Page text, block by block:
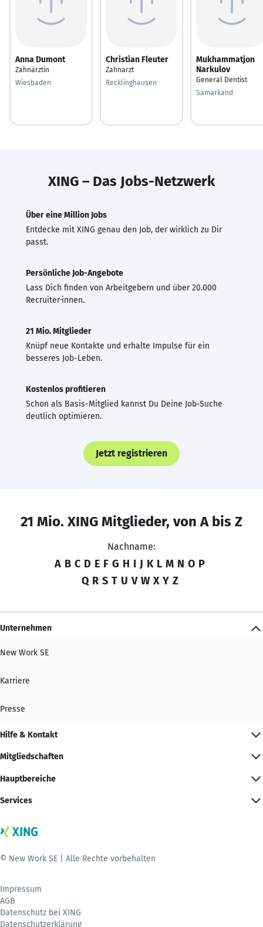
Anna Dumont
Zahnärztin
Wiesbaden
Christian Fleuter
Zahnarzt
Recklinghausen
Mukhammatjon
Narkulov
General Dentist
Samarkand
XING – Das Jobs-Netzwerk
Über eine Million Jobs
Entdecke mit XING genau den Job, der wirklich zu Dir
passt.
Persönliche Job-Angebote
Lass Dich finden von Arbeitgebern und über 20.000
Recruiter·innen.
21 Mio. Mitglieder
Knüpf neue Kontakte und erhalte Impulse für ein
besseres Job-Leben.
Kostenlos profitieren
Schon als Basis-Mitglied kannst Du Deine Job-Suche
deutlich optimieren.
Jetzt registrieren
21 Mio. XING Mitglieder, von A bis Z
Nachname:
A B C D E F G H I J K L M N O P
Q R S T U V W X Y Z
Unternehmen
New Work SE
Karriere
Presse
Hilfe & Kontakt
Mitgliedschaften
Hauptbereiche
Services
© New Work SE | Alle Rechte vorbehalten
Impressum
AGB
Datenschutz bei XING
Datenschutzerklärung